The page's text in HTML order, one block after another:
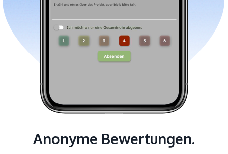
Anonyme Bewertungen.